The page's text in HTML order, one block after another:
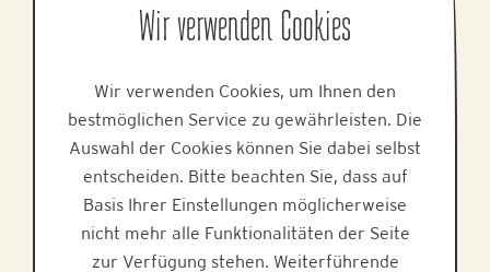
Alpine Brands GmbH & Co KG
Gmundner Staße 27, 4800 Attnang-Puchheim
E-Mail:office@alpinebrands.at
Web:www.alpinebrands.at
HILFE
Wir verwenden Cookies
Wir verwenden Cookies, um Ihnen den
bestmöglichen Service zu gewährleisten. Die
Auswahl der Cookies können Sie dabei selbst
entscheiden. Bitte beachten Sie, dass auf
Basis Ihrer Einstellungen möglicherweise
nicht mehr alle Funktionalitäten der Seite
zur Verfügung stehen. Weiterführende